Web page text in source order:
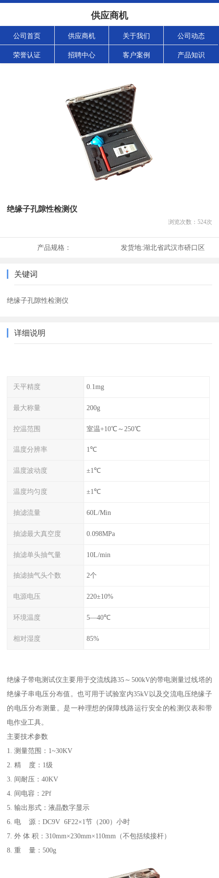
供应商机
公司首页 供应商机 关于我们 公司动态
荣誉认证 招聘中心 客户案例 产品知识
绝缘子孔隙性检测仪
浏览次数： 524次
产品规格： 发货地:湖北省武汉市硚口区
关键词
绝缘子孔隙性检测仪
详细说明
天平精度 0.1mg
最大称量 200g
控温范围 室温+10℃～250℃
温度分辨率 1℃
温度波动度 ±1℃
温度均匀度 ±1℃
抽滤流量 60L/Min
抽滤最大真空度 0.098MPa
抽滤单头抽气量 10L/min
抽滤抽气头个数 2个
电源电压 220±10%
环境温度 5—40℃
相对湿度 85%
绝缘子带电测试仪主要用于交流线路35～500kV的带电测量过线塔的
绝缘子串电压分布值。也可用于试验室内35kV以及交流电压绝缘子
的电压分布测量。是一种理想的保障线路运行安全的检测仪表和带
电作业工具。
主要技术参数
1. 测量范围：1~30KV
2. 精 度：1级
3. 间耐压：40KV
4. 间电容：2Pf
5. 输出形式：液晶数字显示
6. 电 源：DC9V 6F22×1节（200）小时
7. 外 体 积：310mm×230mm×110mm（不包括续接杆）
8. 重 量：500g